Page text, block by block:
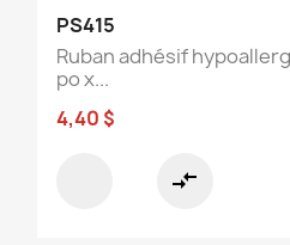
PS415
Ruban adhésif
po x...
4,40 $
compare_arrows